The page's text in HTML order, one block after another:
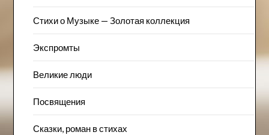
Стихи о Музыке — Золотая коллекция
Экспромты
Великие люди
Посвящения
Сказки, роман в стихах